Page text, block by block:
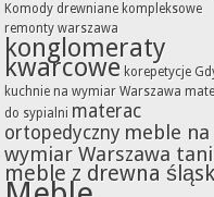
Komody drewniane kompleksowe
remonty warszawa
konglomeraty
kwarcowe korepetycje
kuchnie na wymiar Warszawa
do sypialni materac
ortopedyczny meble na
wymiar Warszawa
meble z drewna